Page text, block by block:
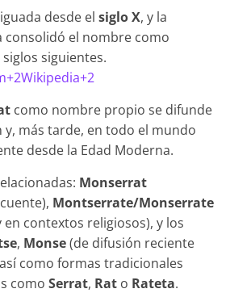
desde elsiglo X, y la
consolidó el nombre como
siguientes.
como nombre propio se difunde
y, más tarde, en todo el mundo
desde la Edad Moderna.
Monserrat
Montserrate/Monserrate
en contextos religiosos), y los
, Monse(de difusión reciente
como formas tradicionales
comoSerrat, Rat o Rateta.